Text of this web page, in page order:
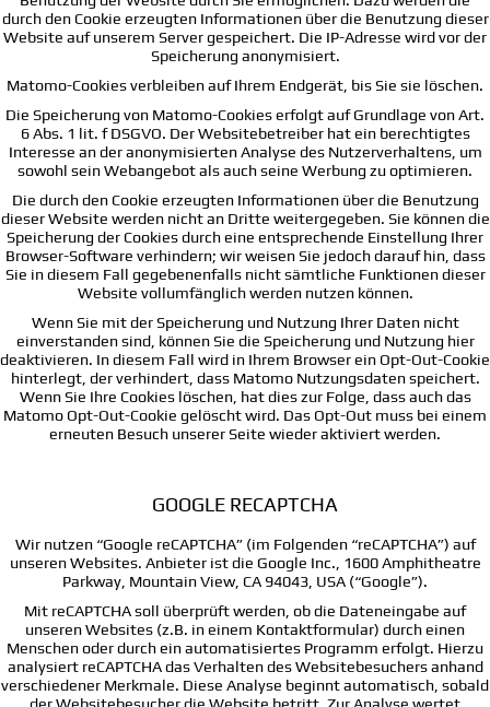
durch den Cookie erzeugten Informationen über die Benutzung dieser
Website auf unserem Server gespeichert. Die IP-Adresse wird vor der
Speicherung anonymisiert.
Matomo-Cookies verbleiben auf Ihrem Endgerät, bis Sie sie löschen.
Die Speicherung von Matomo-Cookies erfolgt auf Grundlage von Art.
6 Abs. 1 lit. f DSGVO. Der Websitebetreiber hat ein berechtigtes
Interesse an der anonymisierten Analyse des Nutzerverhaltens, um
sowohl sein Webangebot als auch seine Werbung zu optimieren.
Die durch den Cookie erzeugten Informationen über die Benutzung
dieser Website werden nicht an Dritte weitergegeben. Sie können die
Speicherung der Cookies durch eine entsprechende Einstellung Ihrer
Browser-Software verhindern; wir weisen Sie jedoch darauf hin, dass
Sie in diesem Fall gegebenenfalls nicht sämtliche Funktionen dieser
Website vollumfänglich werden nutzen können.
Wenn Sie mit der Speicherung und Nutzung Ihrer Daten nicht
einverstanden sind, können Sie die Speicherung und Nutzung hier
deaktivieren. In diesem Fall wird in Ihrem Browser ein Opt-Out-Cookie
hinterlegt, der verhindert, dass Matomo Nutzungsdaten speichert.
Wenn Sie Ihre Cookies löschen, hat dies zur Folge, dass auch das
Matomo Opt-Out-Cookie gelöscht wird. Das Opt-Out muss bei einem
erneuten Besuch unserer Seite wieder aktiviert werden.
GOOGLE RECAPTCHA
Wir nutzen “Google reCAPTCHA” (im Folgenden “reCAPTCHA”) auf
unseren Websites. Anbieter ist die Google Inc., 1600 Amphitheatre
Parkway, Mountain View, CA 94043, USA (“Google”).
Mit reCAPTCHA soll überprüft werden, ob die Dateneingabe auf
unseren Websites (z.B. in einem Kontaktformular) durch einen
Menschen oder durch ein automatisiertes Programm erfolgt. Hierzu
analysiert reCAPTCHA das Verhalten des Websitebesuchers anhand
verschiedener Merkmale. Diese Analyse beginnt automatisch, sobald